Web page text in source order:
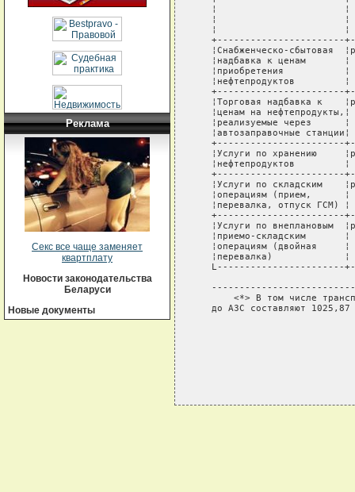
Реклама
Секс все чаще заменяет
квартплату
Новости законодательства
Беларуси
Новые документы
¦
¦
¦
+-----------------------
¦Снабженческо-сбытовая
¦надбавка к ценам
¦приобретения
¦нефтепродуктов
+-----------------------
¦Торговая надбавка к
¦ценам на
¦реализуемые через
¦автозаправочные
+-----------------------
¦Услуги по хранению
¦нефтепродуктов
+-----------------------
¦Услуги по складским
¦операциям (прием,
¦перевалка, отпуск ГСМ)
+-----------------------
¦Услуги по внеплановым
¦приемо-складским
¦операциям (двойная
¦перевалка)
L-----------------------
<*> В том числе
до АЗС составляют 1025,87